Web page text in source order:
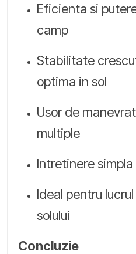
Eficienta si
camp
Stabilitate
optima in sol
Usor de
multiple
Intretinere
Ideal pentru
solului
Concluzie